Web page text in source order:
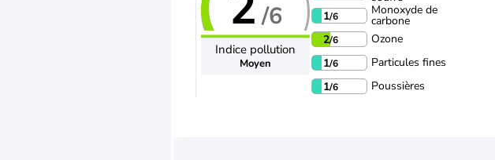
/6
Indice pollution
Moyen
1/6 Monoxyde de
carbone
2/6
Ozone
1/6
Particules fines
1/6 Poussières